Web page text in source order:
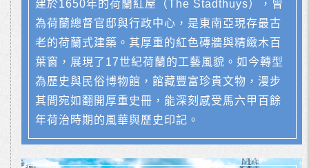
建於1650年的荷蘭紅屋（The Stadthuys），曾
為荷蘭總督官邸與行政中心，是東南亞現存最古
老的荷蘭式建築。其厚重的紅色磚牆與精緻木百
葉窗，展現了17世紀荷蘭的工藝風貌。如今轉型
為歷史與民俗博物館，館藏豐富珍貴文物，漫步
其間宛如翻開厚重史冊，能深刻感受馬六甲百餘
年荷治時期的風華與歷史印記。